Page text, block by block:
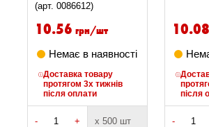
(арт. 0086612)
10.56 грн/шт
Немає в наявності
Доставка товару
протягом 3х тижнів
після оплати
- + х 500 шт
10.08
після
-